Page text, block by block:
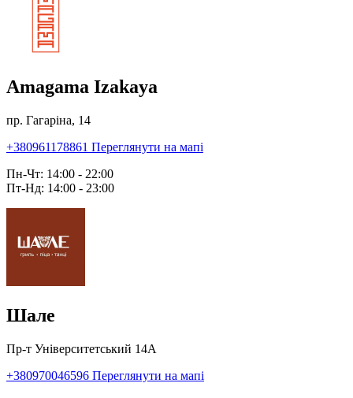
Amagama Izakaya
пр. Гагаріна, 14
+380961178861 Переглянути на мапі
Пн-Чт: 14:00 - 22:00
Пт-Нд: 14:00 - 23:00
Шале
Пр-т Університетський 14А
+380970046596 Переглянути на мапі